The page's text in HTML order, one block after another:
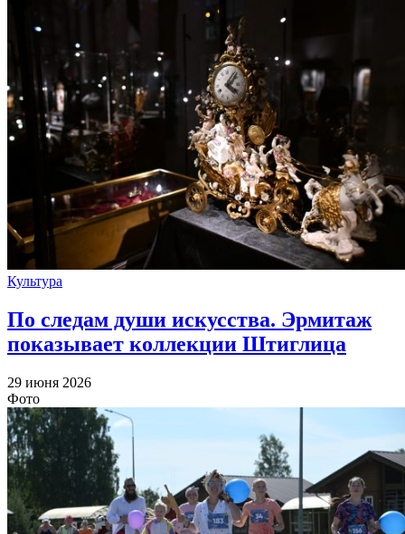
Культура
По следам души искусства. Эрмитаж
показывает коллекции Штиглица
29 июня 2026
Фото